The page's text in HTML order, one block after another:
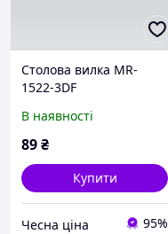
Столова вилка MR-
1522-3DF
В наявності
89₴
Купити
Чесна ціна 95%